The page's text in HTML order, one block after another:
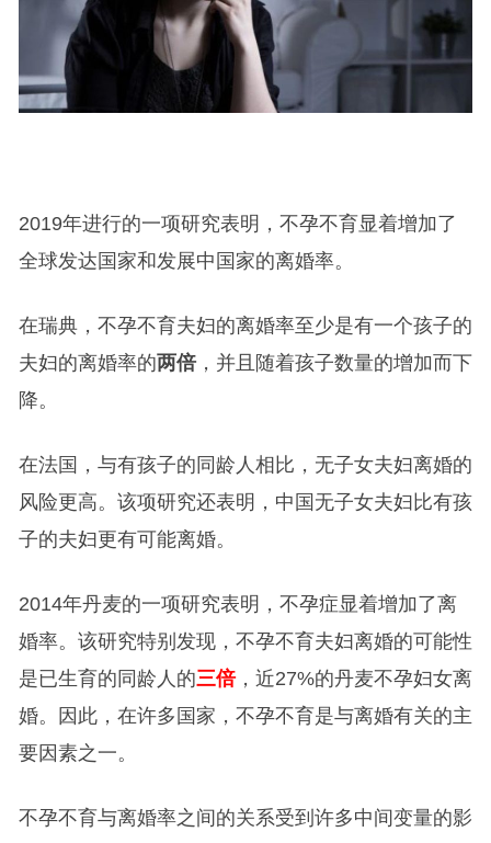
2019年进行的一项研究表明，不孕不育显着增加了
全球发达国家和发展中国家的离婚率。
在瑞典，不孕不育夫妇的离婚率至少是有一个孩子的
夫妇的离婚率的两倍，并且随着孩子数量的增加而下
降。
在法国，与有孩子的同龄人相比，无子女夫妇离婚的
风险更高。该项研究还表明，中国无子女夫妇比有孩
子的夫妇更有可能离婚。
2014年丹麦的一项研究表明，不孕症显着增加了离
婚率。该研究特别发现，不孕不育夫妇离婚的可能性
是已生育的同龄人的三倍，近27%的丹麦不孕妇女离
婚。因此，在许多国家，不孕不育是与离婚有关的主
要因素之一。
不孕不育与离婚率之间的关系受到许多中间变量的影